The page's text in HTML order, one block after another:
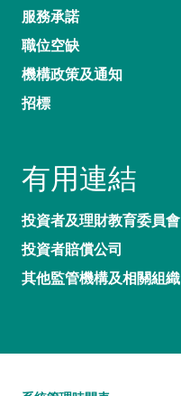
服務承諾
職位空缺
機構政策及通知
招標
有用連結
投資者及理財教育委員會
投資者賠償公司
其他監管機構及相關組織